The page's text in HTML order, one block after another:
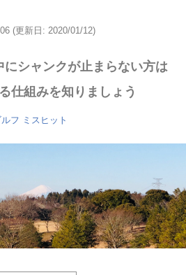
(更新日: 2020/01/12)
にシャンクが止まらない方は
仕組みを知りましょう
ルフ ミスヒット